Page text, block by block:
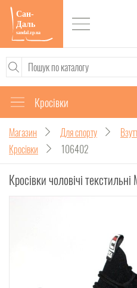
Кросівки
Магазин Для спорту
Кросівки
106402
Кросівки чоловічі